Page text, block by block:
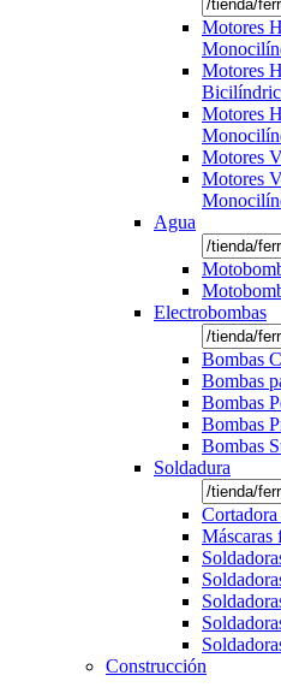
Motores
Motores
Motores
Motores
Motores
Agua
Electrobombas
Bombas
Bombas
Bombas
Bombas
Bombas
Soldadura
Cortadora
Máscaras
Construcción